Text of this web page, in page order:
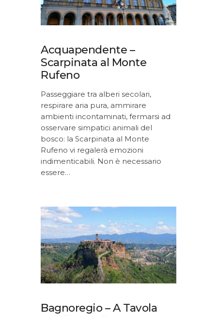
Acquapendente –
Scarpinata al Monte
Rufeno
Passeggiare tra alberi secolari,
respirare aria pura, ammirare
ambienti incontaminati, fermarsi ad
osservare simpatici animali del
bosco: la Scarpinata al Monte
Rufeno vi regalerà emozioni
indimenticabili. Non è necessario
essere…
Bagnoregio – A Tavola